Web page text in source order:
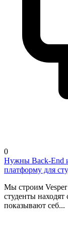
0
Нужны Back-End
платформу для
Мы строим Vesper
студенты
показывают себ...